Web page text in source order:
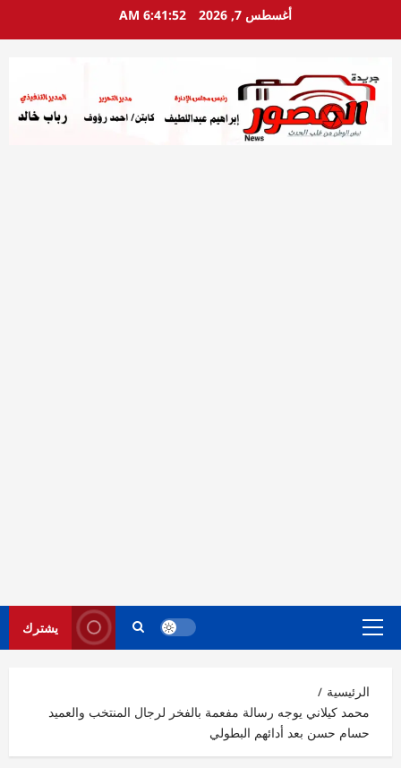
أغسطس 7, 2026 6:41:53 AM
القائمة
يشترك
الرئيسية
محمد كيلاني يوجه رسالة مفعمة بالفخر لرجال المنتخب والعميد
حسام حسن بعد أدائهم البطولي